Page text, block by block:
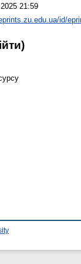
21:59
id/